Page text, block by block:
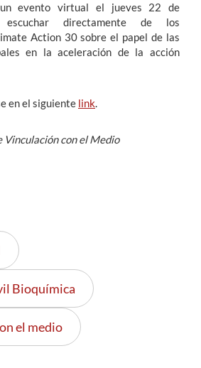
evento virtual el jueves 22 de
escuchar directamente de los
Action 30 sobre el papel de las
en la aceleración de la acción
en el siguiente link.
Vinculación con el Medio
Bioquímica
el medio